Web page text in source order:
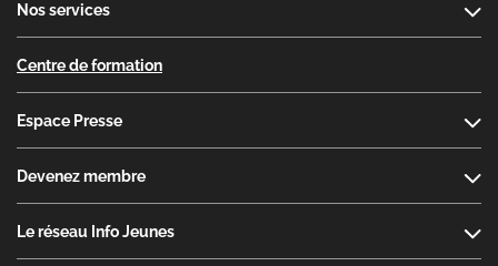
Nos services
Centre de formation
Espace Presse
Devenez membre
Le réseau Info Jeunes